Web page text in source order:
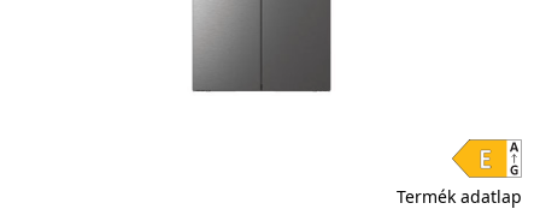
Termék adatlap